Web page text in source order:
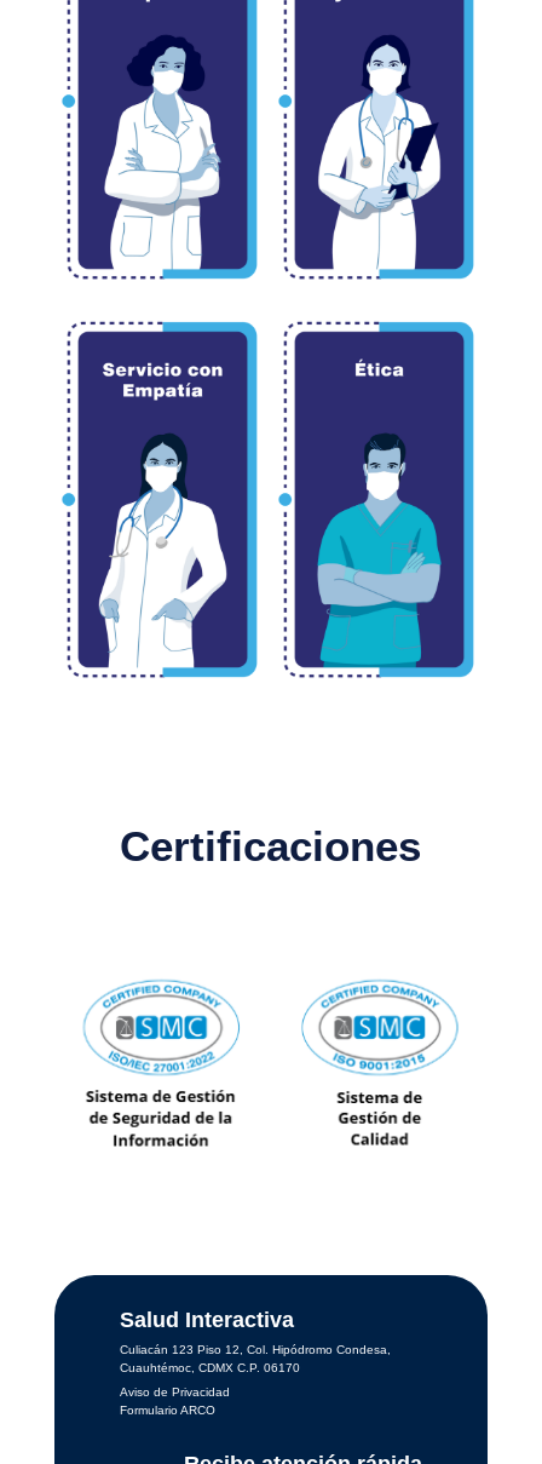
Certificaciones
Salud Interactiva
Culiacán 123 Piso 12, Col. Hipódromo Condesa,
Cuauhtémoc, CDMX C.P. 06170
Aviso de Privacidad
Formulario ARCO